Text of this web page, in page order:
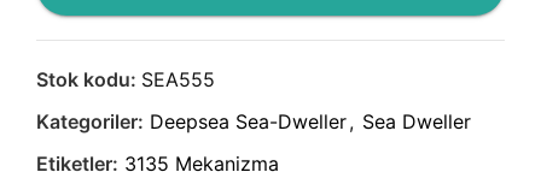
Stok kodu: SEA555
Kategoriler: Deepsea Sea-Dweller, Sea Dweller
Etiketler: 3135 Mekanizma